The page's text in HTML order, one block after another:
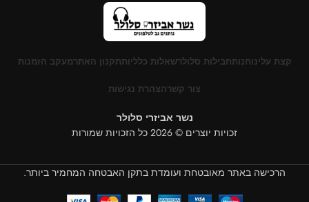
קצת עלינוחנותחבילות סלולרשאלות כלליותתקנון האתרמעקב הזמנות
צור קשרהצהרת נגישות
נשר אביזרי סלולר
זכויות יוצרים © 2026 כל הזכויות שמורות
הרכישה באתר מאובטחת ועומדת בתקן האבטחה המחמיר ביותר.